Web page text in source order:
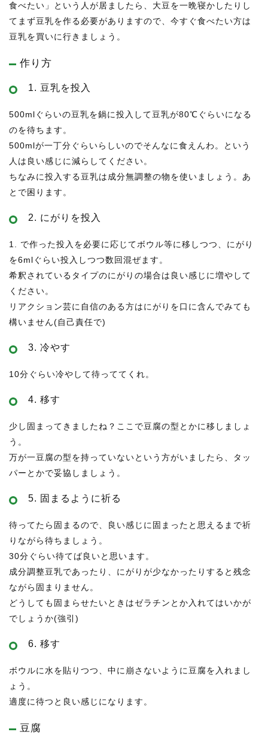
食べたい」という人が居ましたら、大豆を一晩寝かしたりし
てまず豆乳を作る必要がありますので、今すぐ食べたい方は
豆乳を買いに行きましょう。
作り方
1. 豆乳を投入
500mlぐらいの豆乳を鍋に投入して豆乳が80℃ぐらいになる
のを待ちます。
500mlが一丁分ぐらいらしいのでそんなに食えんわ。という
人は良い感じに減らしてください。
ちなみに投入する豆乳は成分無調整の物を使いましょう。あ
とで困ります。
2. にがりを投入
1. で作った投入を必要に応じてボウル等に移しつつ、にがり
を6mlぐらい投入しつつ数回混ぜます。
希釈されているタイプのにがりの場合は良い感じに増やして
ください。
リアクション芸に自信のある方はにがりを口に含んでみても
構いません(自己責任で)
3. 冷やす
10分ぐらい冷やして待っててくれ。
4. 移す
少し固まってきましたね？ここで豆腐の型とかに移しましょ
う。
万が一豆腐の型を持っていないという方がいましたら、タッ
パーとかで妥協しましょう。
5. 固まるように祈る
待ってたら固まるので、良い感じに固まったと思えるまで祈
りながら待ちましょう。
30分ぐらい待てば良いと思います。
成分調整豆乳であったり、にがりが少なかったりすると残念
ながら固まりません。
どうしても固まらせたいときはゼラチンとか入れてはいかが
でしょうか(強引)
6. 移す
ボウルに水を貼りつつ、中に崩さないように豆腐を入れまし
ょう。
適度に待つと良い感じになります。
豆腐